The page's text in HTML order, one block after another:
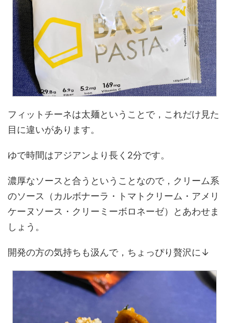
フィットチーネは太麺ということで，これだけ見た
目に違いがあります。
ゆで時間はアジアンより長く2分です。
濃厚なソースと合うということなので，クリーム系
のソース（カルボナーラ・トマトクリーム・アメリ
ケーヌソース・クリーミーボロネーゼ）とあわせま
しょう。
開発の方の気持ちも汲んで，ちょっぴり贅沢に↓